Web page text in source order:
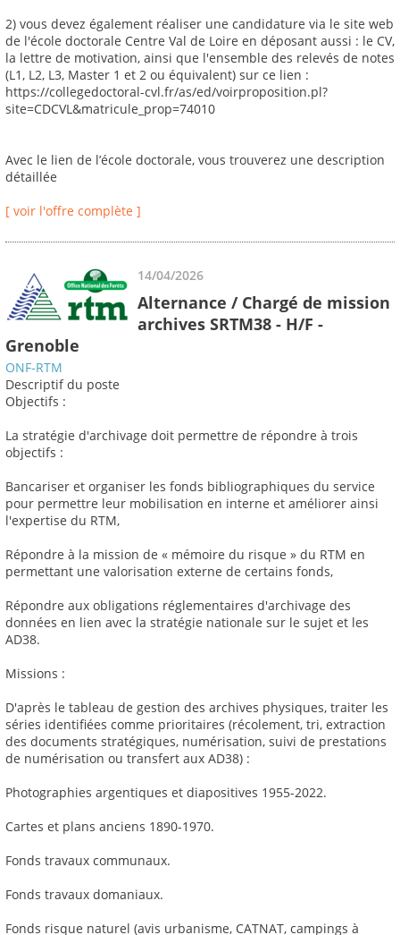
2) vous devez également réaliser une candidature via le site web
de l'école doctorale Centre Val de Loire en déposant aussi : le CV,
la lettre de motivation, ainsi que l'ensemble des relevés de notes
(L1, L2, L3, Master 1 et 2 ou équivalent) sur ce lien :
https://collegedoctoral-cvl.fr/as/ed/voirproposition.pl?
site=CDCVL&matricule_prop=74010
Avec le lien de l’école doctorale, vous trouverez une description
détaillée
[ voir l'offre complète ]
14/04/2026
Alternance / Chargé de mission
archives SRTM38 - H/F -
Grenoble
ONF-RTM
Descriptif du poste
Objectifs :
La stratégie d'archivage doit permettre de répondre à trois
objectifs :
Bancariser et organiser les fonds bibliographiques du service
pour permettre leur mobilisation en interne et améliorer ainsi
l'expertise du RTM,
Répondre à la mission de « mémoire du risque » du RTM en
permettant une valorisation externe de certains fonds,
Répondre aux obligations réglementaires d'archivage des
données en lien avec la stratégie nationale sur le sujet et les
AD38.
Missions :
D'après le tableau de gestion des archives physiques, traiter les
séries identifiées comme prioritaires (récolement, tri, extraction
des documents stratégiques, numérisation, suivi de prestations
de numérisation ou transfert aux AD38) :
Photographies argentiques et diapositives 1955-2022.
Cartes et plans anciens 1890-1970.
Fonds travaux communaux.
Fonds travaux domaniaux.
Fonds risque naturel (avis urbanisme, CATNAT, campings à